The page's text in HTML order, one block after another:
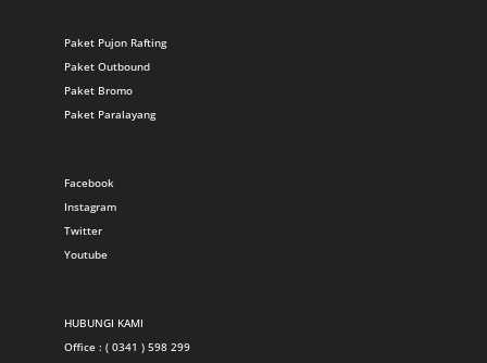
Paket Pujon Rafting
Paket Outbound
Paket Bromo
Paket Paralayang
Facebook
Instagram
Twitter
Youtube
HUBUNGI KAMI
Office : ( 0341 ) 598 299